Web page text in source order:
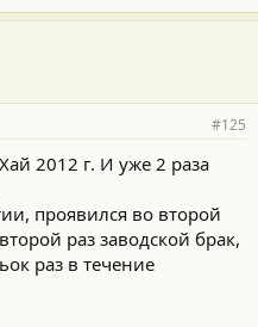
#125
2012 г. И уже 2 раза
проявился во второй
раз заводской брак,
раз в течение